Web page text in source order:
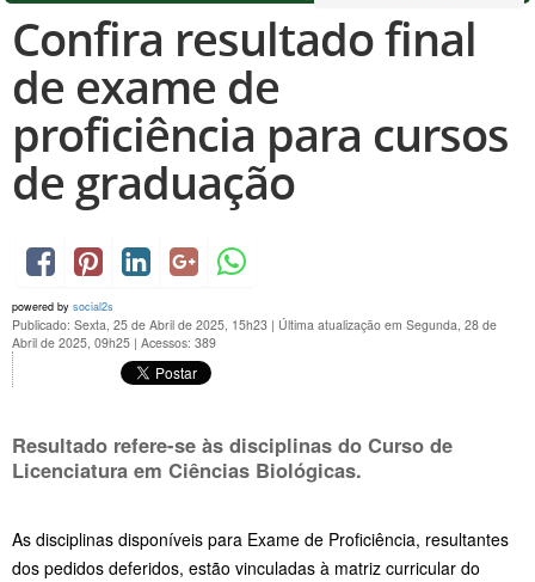
Confira resultado final
de exame de
proficiência para cursos
de graduação
powered by social2s
Publicado: Sexta, 25 de Abril de 2025, 15h23 | Última atualização em Segunda, 28 de
Abril de 2025, 09h25 | Acessos: 389
Resultado refere-se às disciplinas do Curso de
Licenciatura em Ciências Biológicas.
As disciplinas disponíveis para Exame de Proficiência, resultantes
dos pedidos deferidos, estão vinculadas à matriz curricular do